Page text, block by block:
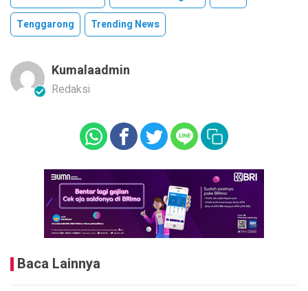
Tenggarong
Trending News
Kumalaadmin
Redaksi
Baca Lainnya